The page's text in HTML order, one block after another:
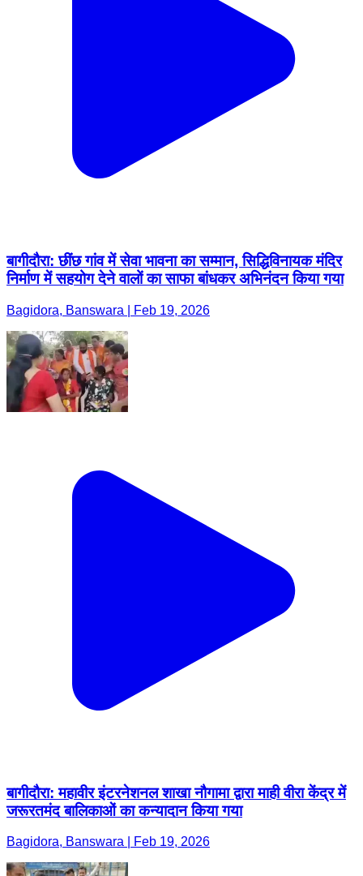
बागीदौरा: छींछ गांव में सेवा भावना का सम्मान, सिद्धिविनायक मंदिर
निर्माण में सहयोग देने वालों का साफा बांधकर अभिनंदन किया गया
Bagidora, Banswara | Feb 19, 2026
बागीदौरा: महावीर इंटरनेशनल शाखा नौगामा द्वारा माही वीरा केंद्र में
जरूरतमंद बालिकाओं का कन्यादान किया गया
Bagidora, Banswara | Feb 19, 2026